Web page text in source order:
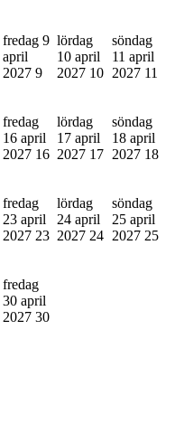
fredag 9
april
2027 9
lördag
10 april
2027 10
söndag
11 april
2027 11
fredag
16 april
2027 16
lördag
17 april
2027 17
söndag
18 april
2027 18
fredag
23 april
2027 23
lördag
24 april
2027 24
söndag
25 april
2027 25
fredag
30 april
2027 30